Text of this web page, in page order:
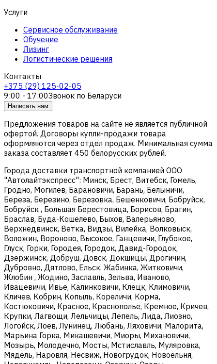
Услуги
Сервисное обслуживание
Обучение
Лизинг
Логистические решения
Контакты
+375 (29) 125-02-05
9:00 - 17:00Звонок по Беларуси
Написать нам
Предложения товаров на сайте не является публичной
офертой. Договоры купли-продажи товара
оформляются через отдел продаж. Минимальная сумма
заказа составляет 450 белорусских рублей.
Города доставки транспортной компанией ООО
"Автолайтэкспресс": Минск, Брест, Витебск, Гомель,
Гродно, Могилев, Барановичи, Барань, Белыничи,
Береза, Березино, Березовка, Бешенковичи, Бобруйск,
Бобруйск , Большая Берестовица, Борисов, Брагин,
Браслав, Буда-Кошелево, Быхов, Валерьяново,
Верхнедвинск, Ветка, Видзы, Вилейка, Волковыск,
Воложин, Вороново, Высокое, Ганцевичи, Глубокое,
Глуск, Горки, Городея, Городок, Давид-Городок,
Дзержинск, Добруш, Довск, Докшицы, Дрогичин,
Дубровно, Дятлово, Ельск, Жабинка, Житковичи,
Жлобин , Жодино, Заславль, Зельва, Иваново,
Ивацевичи, Ивье, Калинковичи, Клецк, Климовичи,
Кличев, Кобрин, Копыль, Кореличи, Корма,
Костюковичи, Красное, Краснополье, Кремное, Кричев,
Крупки, Лагвощи, Лельчицы, Лепель, Лида, Лиозно,
Логойск, Лоев, Лунинец, Любань, Ляховичи, Малорита,
Марьина Горка, Микашевичи, Миоры, Михановичи,
Мозырь, Молодечно, Мосты, Мстиславль, Муляровка,
Мядель, Наровля, Несвиж, Новогрудок, Новоельня,